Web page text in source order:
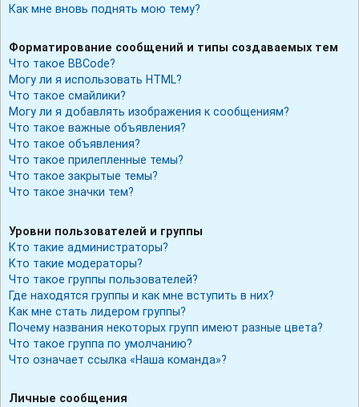
Как мне вновь поднять мою тему?
Форматирование сообщений и типы создаваемых тем
Что такое BBCode?
Могу ли я использовать HTML?
Что такое смайлики?
Могу ли я добавлять изображения к сообщениям?
Что такое важные объявления?
Что такое объявления?
Что такое прилепленные темы?
Что такое закрытые темы?
Что такое значки тем?
Уровни пользователей и группы
Кто такие администраторы?
Кто такие модераторы?
Что такое группы пользователей?
Где находятся группы и как мне вступить в них?
Как мне стать лидером группы?
Почему названия некоторых групп имеют разные цвета?
Что такое группа по умолчанию?
Что означает ссылка «Наша команда»?
Личные сообщения